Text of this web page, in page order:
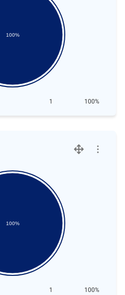
100%
1 100%
100%
1 100%